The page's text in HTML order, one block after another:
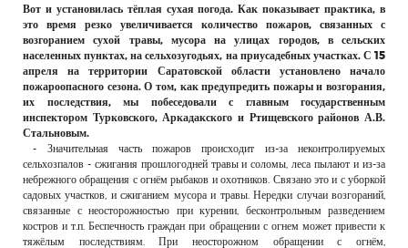
РЕКЛАМОДАТЕЛЯМ
ОБЪЯВЛЕНИЯ
КОНТАКТЫ
Вот и установилась тёплая сухая погода. Как показывает практика, в
это время резко увеличивается количество пожаров, связанных с
возгоранием сухой травы, мусора на улицах городов, в сельских
населенных пунктах, на сельхозугодьях, на приусадебных участках. С 15
апреля на территории Саратовской области установлено начало
пожароопасного сезона. О том, как предупредить пожары и возгорания,
их последствия, мы побеседовали с главным государственным
инспектором Турковского, Аркадакского и Ртищевского районов А.В.
Стальновым.
- Значительная часть пожаров происходит из-за неконтролируемых
сельхозпалов - сжигания прошлогодней травы и соломы, леса пылают и из-за
небрежного обращения с огнём рыбаков и охотников. Связано это и с уборкой
садовых участков, и сжиганием мусора и травы. Нередки случаи возгораний,
связанные с неосторожностью при курении, бесконтрольным разведением
костров и т.п. Беспечность граждан при обращении с огнем может привести к
тяжёлым последствиям. При неосторожном обращении с огнём,